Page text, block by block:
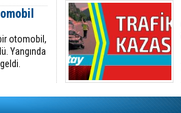
otomobil,
Yangında